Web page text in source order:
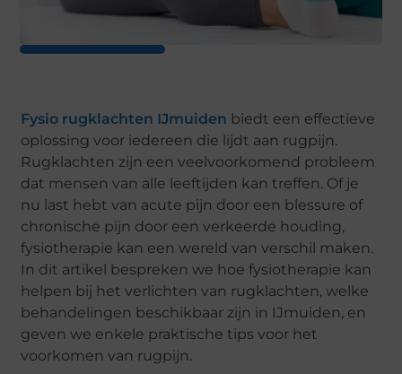
Fysio rugklachten IJmuiden biedt een effectieve
oplossing voor iedereen die lijdt aan rugpijn.
Rugklachten zijn een veelvoorkomend probleem
dat mensen van alle leeftijden kan treffen. Of je
nu last hebt van acute pijn door een blessure of
chronische pijn door een verkeerde houding,
fysiotherapie kan een wereld van verschil maken.
In dit artikel bespreken we hoe fysiotherapie kan
helpen bij het verlichten van rugklachten, welke
behandelingen beschikbaar zijn in IJmuiden, en
geven we enkele praktische tips voor het
voorkomen van rugpijn.